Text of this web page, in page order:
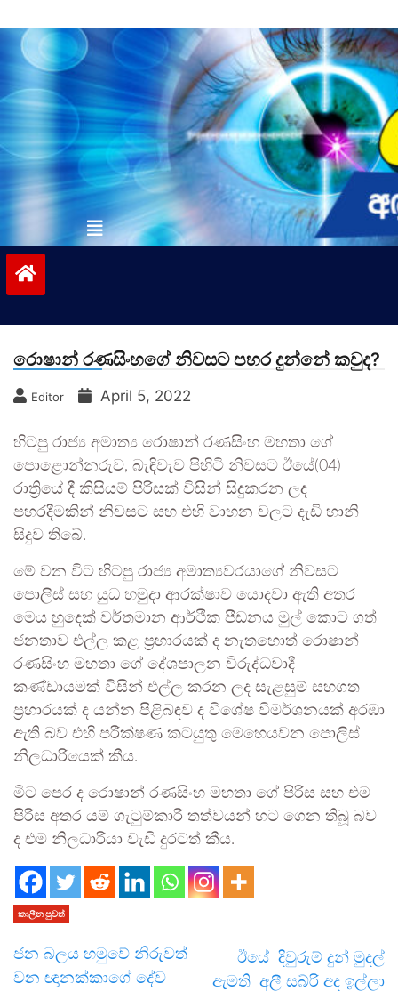
to
contentvinivida.lk
රොෂාන් රණසිංහගේ නිවසට පහර දුන්නේ කවුද?
Editor April 5, 2022
හිටපු රාජ්‍ය අමාත්‍ය රොෂාන් රණසිංහ මහතා ගේ
පොළොන්නරුව, බැඳිවැව පිහිටි නිවසට ඊයේ(04)
රාත්‍රියේ දී කිසියම් පිරිසක් විසින් සිදුකරන ලද
පහරදීමකින් නිවසට සහ එහි වාහන වලට දැඩි හානි
සිදුව තිබේ.
මේ වන විට හිටපු රාජ්‍ය අමාත්‍යවරයාගේ නිවසට
පොලිස් සහ යුධ හමුදා ආරක්ෂාව යොදවා ඇති අතර
මෙය හුදෙක් වර්තමාන ආර්ථික පීඩනය මුල් කොට ගත්
ජනතාව එල්ල කළ ප්‍රහාරයක් ද නැතහොත් රොෂාන්
රණසිංහ මහතා ගේ දේශපාලන විරුද්ධවාදී
කණ්ඩායමක් විසින් එල්ල කරන ලද සැළසුම් සහගත
ප්‍රහාරයක් ද යන්න පිළිබඳව ද විශේෂ විමර්ශනයක් අරඹා
ඇති බව එහි පරීක්ෂණ කටයුතු මෙහෙයවන පොලිස්
නිලධාරියෙක් කීය.
මීට පෙර ද රොෂාන් රණසිංහ මහතා ගේ පිරිස සහ එම
පිරිස අතර යම් ගැටුම්කාරී තත්වයන් හට ගෙන තිබූ බව
ද එම නිලධාරියා වැඩි දුරටත් කීය.
කාලීන පුවත්
ජන බලය හමුවේ නිරුවත්
වන ඥානක්කාගේ දේව
ඊයේ දිවුරුම් දුන් මුදල්
ඇමති අලී සබ්රි අද ඉල්ලා